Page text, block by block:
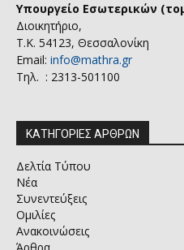
Υπουργείο Εσωτερικών
Διοικητήριο,
Τ.Κ. 54123, Θεσσαλονίκη
Email: info@mathra.gr
Τηλ. : 2313-501100
ΚΑΤΗΓΟΡΙΕΣ ΑΡΘΡΩΝ
Δελτία Τύπου
Νέα
Συνεντεύξεις
Ομιλίες
Ανακοινώσεις